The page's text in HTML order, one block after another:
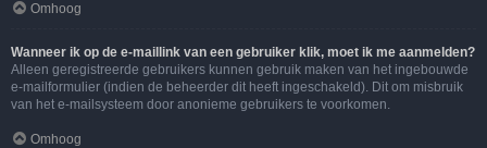
Omhoog
Wanneer ik op de e-maillink van een gebruiker klik, moet ik me aanmelden?
Alleen geregistreerde gebruikers kunnen gebruik maken van het ingebouwde
e-mailformulier (indien de beheerder dit heeft ingeschakeld). Dit om misbruik
van het e-mailsysteem door anonieme gebruikers te voorkomen.
Omhoog